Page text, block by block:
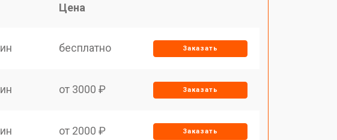
Цена
бесплатно Заказать
от 3000 ₽ Заказать
от 2000 ₽ Заказать